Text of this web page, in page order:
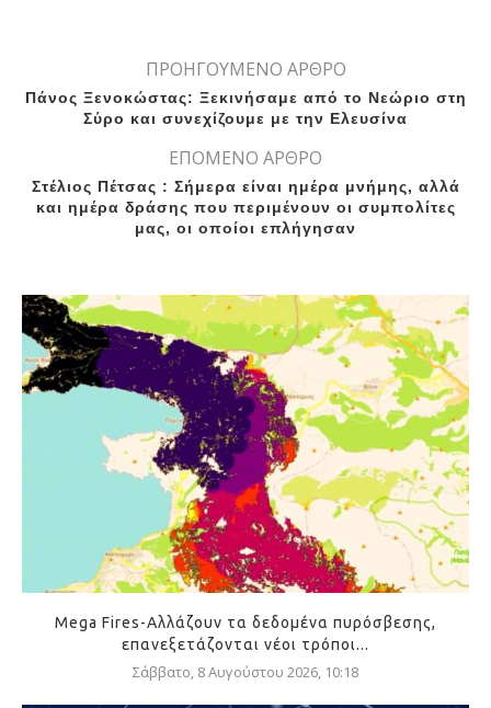
ΠΡΟΗΓΟΥΜΕΝΟ ΑΡΘΡΟ
Πάνος Ξενοκώστας: Ξεκινήσαμε από το Νεώριο στη
Σύρο και συνεχίζουμε με την Ελευσίνα
ΕΠΟΜΕΝΟ ΑΡΘΡΟ
Στέλιος Πέτσας : Σήμερα είναι ημέρα μνήμης, αλλά
και ημέρα δράσης που περιμένουν οι συμπολίτες
μας, οι οποίοι επλήγησαν
Mega Fires-Αλλάζουν τα δεδομένα πυρόσβεσης,
επανεξετάζονται νέοι τρόποι...
Σάββατο, 8 Αυγούστου 2026, 10:18